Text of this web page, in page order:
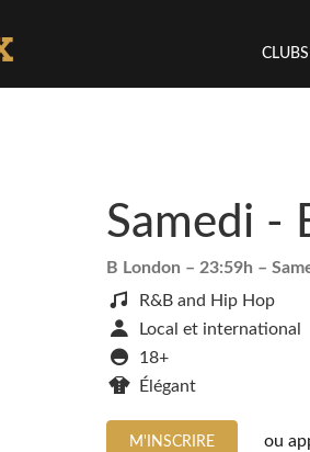
CLUBS
Samedi -
B London – 23:59h –
R&B and Hip Hop
Local et international
18+
Élégant
M'INSCRIRE ou